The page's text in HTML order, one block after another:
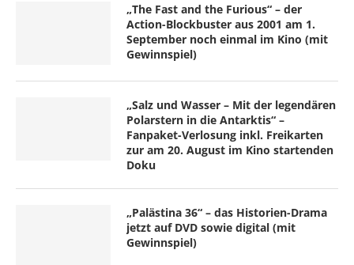
„The Fast and the Furious“ – der
Action-Blockbuster aus 2001 am 1.
September noch einmal im Kino (mit
Gewinnspiel)
„Salz und Wasser – Mit der legendären
Polarstern in die Antarktis“ –
Fanpaket-Verlosung inkl. Freikarten
zur am 20. August im Kino startenden
Doku
„Palästina 36“ – das Historien-Drama
jetzt auf DVD sowie digital (mit
Gewinnspiel)